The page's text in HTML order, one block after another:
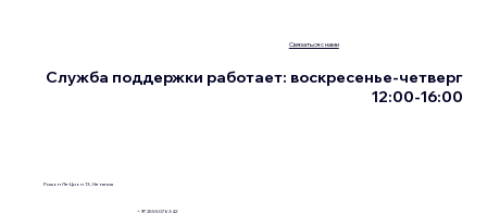
Ришон Ле-Цион 13, Нетания
+972555076342
Связаться с нами
Служба поддержки работает: воскресенье-четверг
12:00-16:00